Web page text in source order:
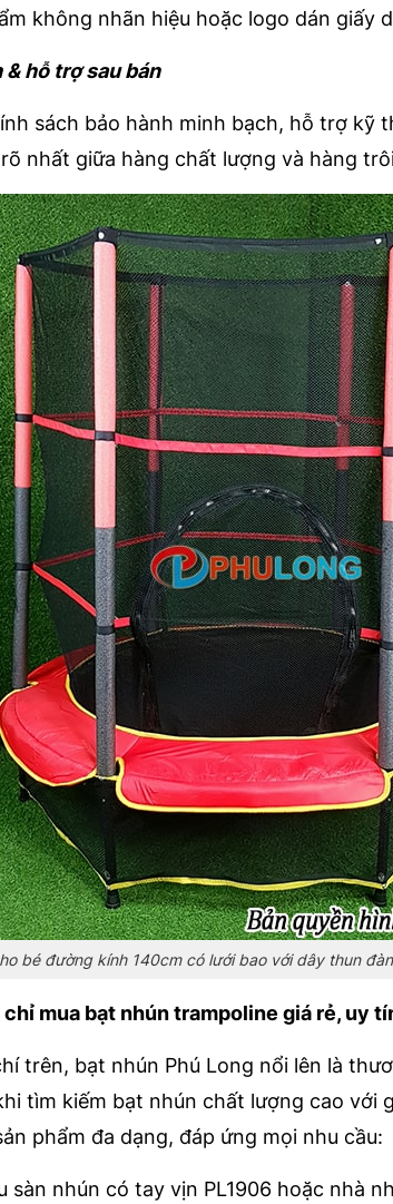
không nhãn hiệu hoặc logo dán giấy
hỗ trợ sau bán
sách bảo hành minh bạch, hỗ trợ kỹ
nhất giữa hàng chất lượng và hàng
bé đường kính 140cm có lưới bao với dây thun
mua bạt nhún trampoline giá rẻ, uy
trên, bạt nhún Phú Long nổi lên là
tìm kiếm bạt nhún chất lượng cao với
phẩm đa dạng, đáp ứng mọi nhu cầu:
sàn nhún có tay vịn PL1906 hoặc nhà